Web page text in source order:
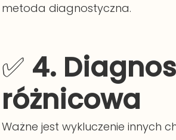
metoda diagnostyczna.
✅ 4.
różnicowa
Ważne jest wykluczenie innych